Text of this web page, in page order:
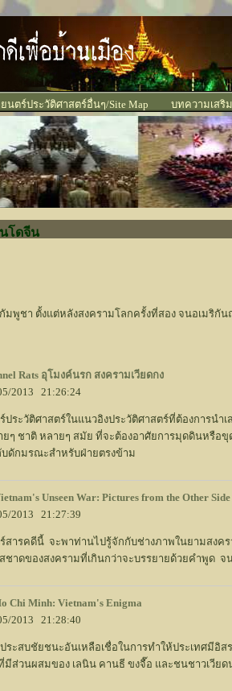
นตร์ประวัติศาสตร์อื่นๆ/Site Map บทความเสริ
โดจีน
มพูชา ตั้งแต่หลังสงครามโลกครั้งที่สอง จนอเมริกัน
Rats อุโมงค์นรก สงครามเวียดกง
2013 21:26:24
ประวัติศาสตร์ในแนวอิงประวัติศาสตร์ที่ต้องการนำ
ยๆ ชาติ หลายๆ สมัย ที่จะต้องอาศัยการมุดดินหรือ
บดักมรณะสำหรับฝ่ายตรงข้าม
Unseen War: Pictures from the Other
2013 21:27:39
สารคดีนี้ จะพาท่านไปรู้จักกับช่างภาพในยามสงคร
ชาดของสงครามที่เกินกว่าจะบรรยายด้วยคำพูด จ
Chi Minh: Vietnam's Enigma
2013 21:28:40
ะสบชัยชนะอันเหลือเชื่อในการทำให้ประเทศมีอิส
มีส่วนผสมของ เลนิน คานธี ขงจื๊อ และชนชาวเวีย